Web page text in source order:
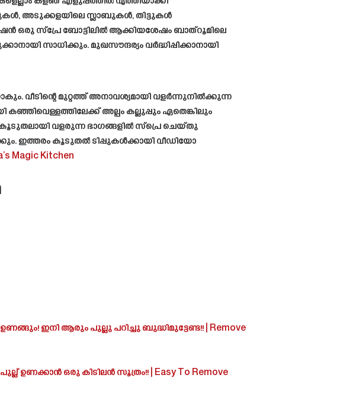
അടുക്കളയിലെ സ്ലാബുകൾ, തിട്ടുകൾ
ഒരു സ്പ്രേ ബോട്ടിലിൽ ആക്കിയശേഷം ബാത്റൂമിലെ
സാധിക്കും. മുഖസൗന്ദര്യം വർദ്ധിപ്പിക്കാനായി
മുറ്റത്ത് അനാവശ്യമായി വളർന്നുനിൽക്കുന്ന
അല്പം കല്ലുപ്പും ഏതെങ്കിലും
വളരുന്ന ഭാഗങ്ങളിൽ സ്പ്രെ ചെയ്തു
ഇത്തരം കൂടുതൽ ടിപ്പുകൾക്കായി വീഡിയോ
Magic Kitchen
ഇനി ആരും പുല്ലു പറിച്ചു ബുദ്ധിമുട്ടേണ്ട!! | Remove
ഉണക്കാൻ ഒരു കിടിലൻ സൂത്രം!! | Easy To Remove